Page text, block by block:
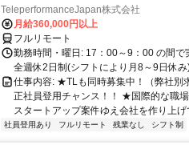
TeleperformanceJapan株式会社
月給360,000円以上
フルリモート
勤務時間・曜日: 17：00～9：00 の間
全週休2日制(シフトにより月8～9日休
仕事内容: ★TLも同時募集中！（弊社別
正社員登用チャンス！！ ★国際的な職
スタートアップ案件ゆえ会社を作り上げ
社員登用あり フルリモート 残業なし シフト制